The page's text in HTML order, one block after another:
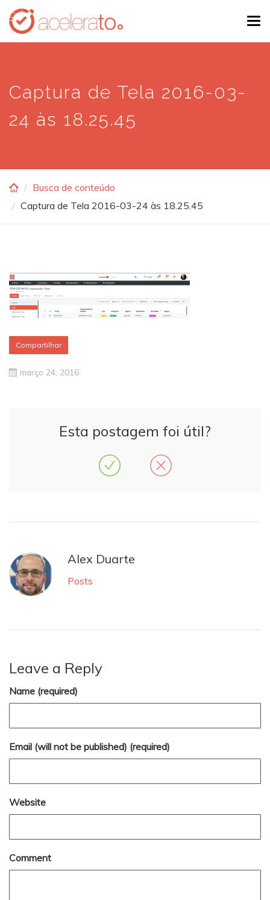
Skip
main
Captura de Tela 2016-03-
24 às 18.25.45
Busca de conteúdo
Captura de Tela 2016-03-24 às 18.25.45
Compartilhar
março 24, 2016
Esta postagem foi útil?
Alex Duarte
Posts
Leave a Reply
Name (required)
Email (will not be published) (required)
Website
Comment